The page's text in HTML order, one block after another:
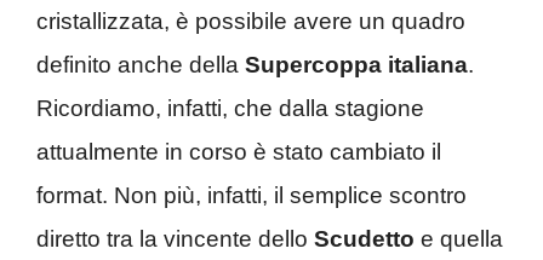
cristallizzata, è possibile avere un quadro
definito anche della Supercoppa italiana.
Ricordiamo, infatti, che dalla stagione
attualmente in corso è stato cambiato il
format. Non più, infatti, il semplice scontro
diretto tra la vincente dello Scudetto e quella